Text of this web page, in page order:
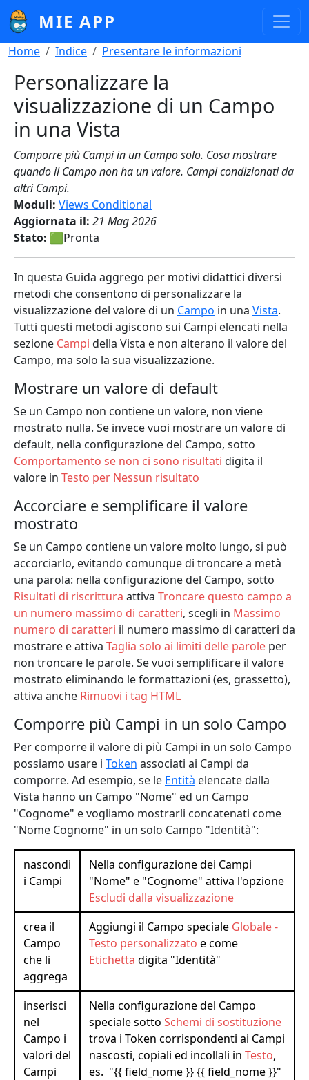
Salta al contenuto principale
MIE APP
Briciole di pane
Home Indice Presentare le informazioni
Personalizzare la
visualizzazione di un Campo
in una Vista
Comporre più Campi in un Campo solo. Cosa mostrare
quando il Campo non ha un valore. Campi condizionati da
altri Campi.
Moduli: Views Conditional
Aggiornata il: 21 Mag 2026
Stato: 🟩Pronta
In questa Guida aggrego per motivi didattici diversi
metodi che consentono di personalizzare la
visualizzazione del valore di un Campo in una Vista.
Tutti questi metodi agiscono sui Campi elencati nella
sezione Campi della Vista e non alterano il valore del
Campo, ma solo la sua visualizzazione.
Mostrare un valore di default
Se un Campo non contiene un valore, non viene
mostrato nulla. Se invece vuoi mostrare un valore di
default, nella configurazione del Campo, sotto
Comportamento se non ci sono risultati digita il
valore in Testo per Nessun risultato
Accorciare e semplificare il valore
mostrato
Se un Campo contiene un valore molto lungo, si può
accorciarlo, evitando comunque di troncare a metà
una parola: nella configurazione del Campo, sotto
Risultati di riscrittura attiva Troncare questo campo a
un numero massimo di caratteri, scegli in Massimo
numero di caratteri il numero massimo di caratteri da
mostrare e attiva Taglia solo ai limiti delle parole per
non troncare le parole. Se vuoi semplificare il valore
mostrato eliminando le formattazioni (es, grassetto),
attiva anche Rimuovi i tag HTML
Comporre più Campi in un solo Campo
Per comporre il valore di più Campi in un solo Campo
possiamo usare i Token associati ai Campi da
comporre. Ad esempio, se le Entità elencate dalla
Vista hanno un Campo "Nome" ed un Campo
"Cognome" e vogliamo mostrarli concatenati come
"Nome Cognome" in un solo Campo "Identità":
nascondi
i Campi
Nella configurazione dei Campi
"Nome" e "Cognome" attiva l'opzione
Escludi dalla visualizzazione
crea il
Campo
che li
aggrega
Aggiungi il Campo speciale Globale -
Testo personalizzato e come
Etichetta digita "Identità"
inserisci
nel
Campo i
valori del
Campi
Nella configurazione del Campo
speciale sotto Schemi di sostituzione
trova i Token corrispondenti ai Campi
nascosti, copiali ed incollali in Testo,
es. "{{ field_nome }} {{ field_nome }}"